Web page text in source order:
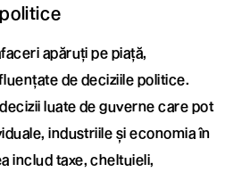
apăruți pe piață,
de deciziile politice.
luate de guverne care pot
industriile și economia în
includ taxe, cheltuieli,